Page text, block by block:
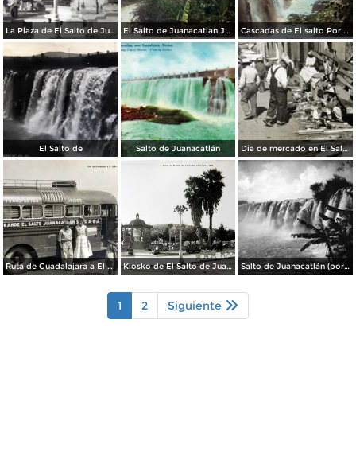
La Plaza de El Salto de Juanacatlan Jalisco. El Salto de Juanacatlan Jalisco Por El Editor Juan Kaiser Cascadas de El salto Por El Editor Juan Kaiser .
El Salto de Salto de Juanacatlán Dia de mercado en El Salto de Juanacatlan Jalisco
Ruta de Guadalajara a El Salto de Juanacatlan Jalisco Kiosko de El Salto de Juanacatlan Jalisco Salto de Juanacatlán (por William Henry Jackson, c. 1887)
1 2 Siguiente